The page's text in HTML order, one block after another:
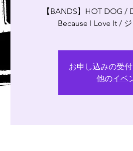
【BANDS】HOT DOG /
Because I Love It /
お申し込みの受
他のイベ